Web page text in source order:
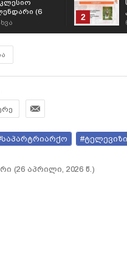
(6
2026 წ.)
2
(26 აპრილი, 2026 წ.)